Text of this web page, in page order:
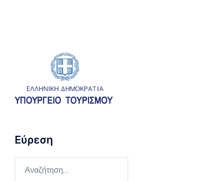
Εύρεση
για: